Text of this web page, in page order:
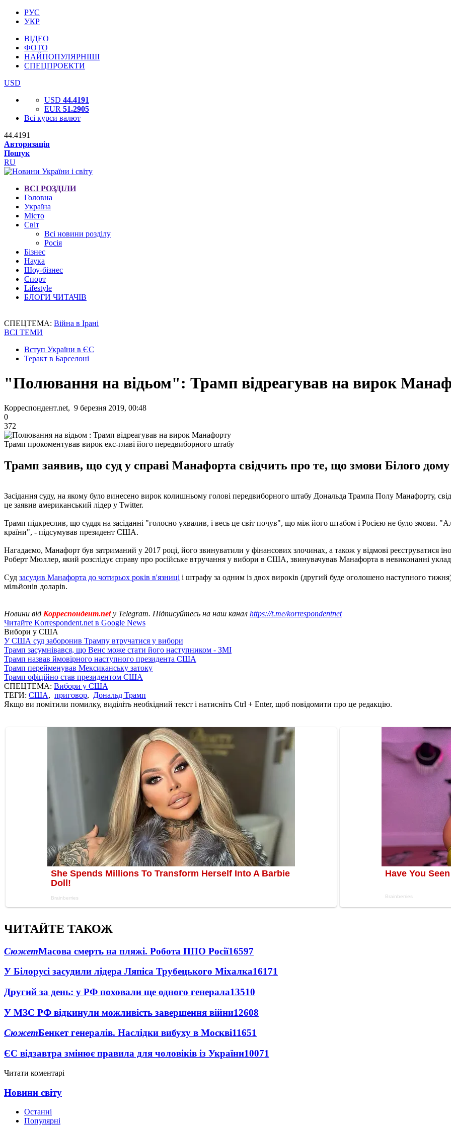
РУС
УКР
ВІДЕО
ФОТО
НАЙПОПУЛЯРНІШІ
СПЕЦПРОЕКТИ
USD
USD 44.4191
EUR 51.2905
Всі курси валют
44.4191
Авторизація
Пошук
RU
ВСІ РОЗДІЛИ
Головна
Україна
Місто
Світ
Всі новини розділу
Росія
Бізнес
Наука
Шоу-бізнес
Спорт
Lifestyle
БЛОГИ ЧИТАЧІВ
СПЕЦТЕМА: Війна в Ірані
ВСІ ТЕМИ
Вступ України в ЄС
Теракт в Барселоні
"Полювання на відьом": Трамп відреагував на вирок
Корреспондент.net, 9 березня 2019, 00:48
0
372
Трамп прокоментував вирок екс-главі його передвиборного штабу
Трамп заявив, що суд у справі Манафорта свідчить про те, що змови Білого дому
Засідання суду, на якому було винесено вирок колишньому голові передвиборного штабу Дональда Трампа Полу Манафорту,
це заявив американський лідер у Twitter.
Трамп підкреслив, що суддя на засіданні "голосно ухвалив, і весь це світ почув", що між його штабом і Росією не було змови.
країни", - підсумував президент США.
Нагадаємо, Манафорт був затриманий у 2017 році, його звинуватили у фінансових злочинах, а також у відмові реєструватися
Роберт Мюллер, який розслідує справу про російське втручання у вибори в США, звинувачував Манафорта в невиконанні
Суд засудив Манафорта до чотирьох років в'язниці і штрафу за одним із двох вироків (другий буде оголошено наступного тижня)
мільйонів доларів.
Новини від Корреспондент.netу Telegram. Підписуйтесь на наш канал https://t.me/korrespondentnet
Читайте Korrespondent.net в Google News
Вибори у США
У США суд заборонив Трампу втручатися у вибори
Трамп засумнівався, що Венс може стати його наступником - ЗМІ
Трамп назвав ймовірного наступного президента США
Трамп перейменував Мексиканську затоку
Трамп офіційно став президентом США
СПЕЦТЕМА: Вибори у США
ТЕГИ: США, приговор, Дональд Трамп
Якщо ви помітили помилку, виділіть необхідний текст і натисніть Ctrl + Enter, щоб повідомити про це редакцію.
ЧИТАЙТЕ ТАКОЖ
СюжетМасова смерть на пляжі. Робота ППО Росії16597
У Білорусі засудили лідера Ляпіса Трубецького Міхалка16171
Другий за день: у РФ поховали ще одного генерала13510
У МЗС РФ відкинули можливість завершення війни12608
СюжетБенкет генералів. Наслідки вибуху в Москві11651
ЄС відзавтра змінює правила для чоловіків із України10071
Читати коментарі
Новини світу
Останні
Популярні